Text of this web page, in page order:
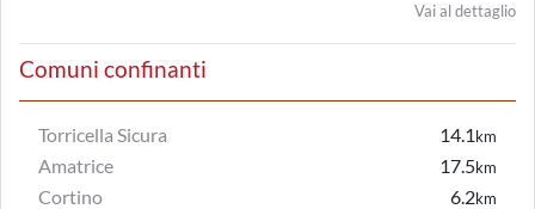
Vai al dettaglio
Comuni confinanti
Torricella Sicura 14.1km
Amatrice 17.5km
Cortino 6.2km